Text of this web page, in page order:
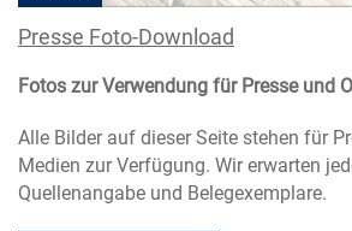
Presse Foto-Download
Fotos zur Verwendung für Presse und
Alle Bilder auf dieser Seite stehen für
Medien zur Verfügung. Wir erwarten
Quellenangabe und Belegexemplare.